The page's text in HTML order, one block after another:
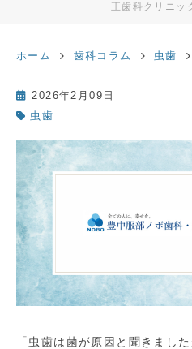
正歯科クリニッ
ホーム 歯科コラム 虫歯
2026年2月09日
虫歯
「虫歯は菌が原因と聞きまし